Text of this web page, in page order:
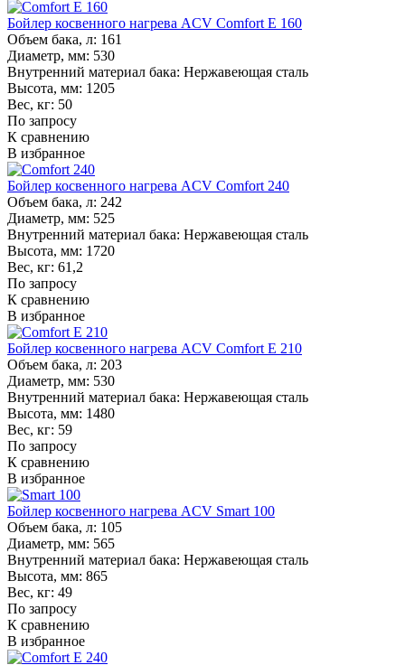
Бойлер косвенного нагрева ACV Comfort E 160
Объем бака, л: 161
Диаметр, мм: 530
Внутренний материал бака: Нержавеющая сталь
Высота, мм: 1205
Вес, кг: 50
По запросу
К сравнению
В избранное
Бойлер косвенного нагрева ACV Comfort 240
Объем бака, л: 242
Диаметр, мм: 525
Внутренний материал бака: Нержавеющая сталь
Высота, мм: 1720
Вес, кг: 61,2
По запросу
К сравнению
В избранное
Бойлер косвенного нагрева ACV Comfort E 210
Объем бака, л: 203
Диаметр, мм: 530
Внутренний материал бака: Нержавеющая сталь
Высота, мм: 1480
Вес, кг: 59
По запросу
К сравнению
В избранное
Бойлер косвенного нагрева ACV Smart 100
Объем бака, л: 105
Диаметр, мм: 565
Внутренний материал бака: Нержавеющая сталь
Высота, мм: 865
Вес, кг: 49
По запросу
К сравнению
В избранное